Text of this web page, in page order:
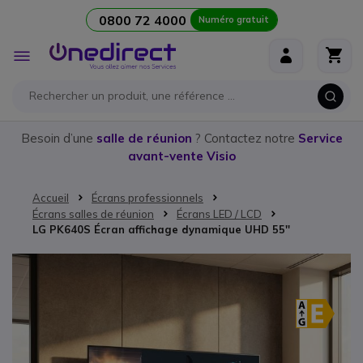
0800 72 4000 Numéro gratuit
Affichage
navigation
Besoin d’une salle de réunion ? Contactez notre Service
avant-vente Visio
Accueil
Écrans professionnels
Écrans salles de réunion
Écrans LED / LCD
LG PK640S Écran affichage dynamique UHD 55''
Passer à la fin de la galerie d’images